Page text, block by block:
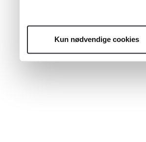
Kun nødvendige cookies